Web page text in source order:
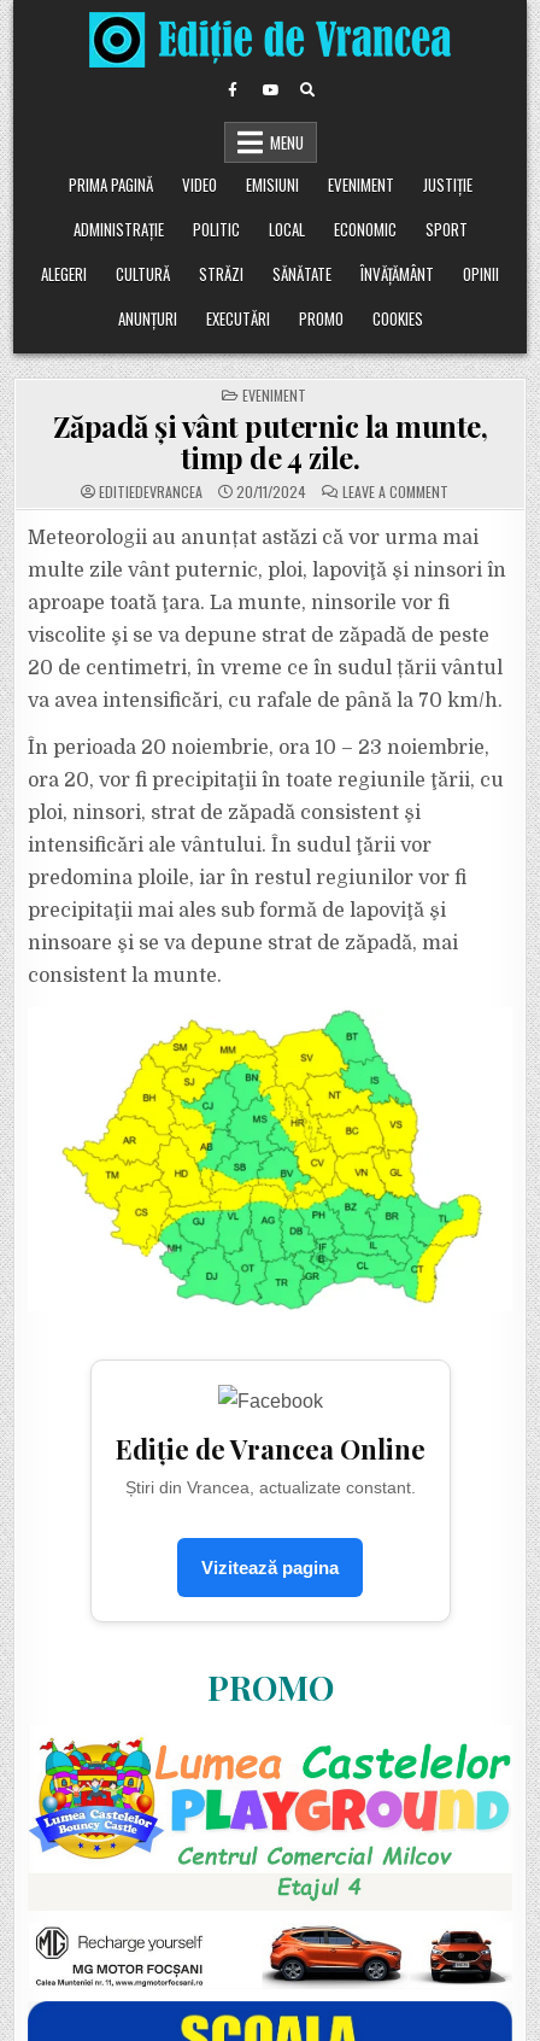
Skip
to
content
MENU
PRIMA PAGINĂ
VIDEO EMISIUNI EVENIMENT
JUSTIȚIE
ADMINISTRAȚIE
POLITIC LOCAL ECONOMIC
SPORT
ALEGERI
CULTURĂ STRĂZI SĂNĂTATE ÎNVĂȚĂMÂNT
OPINII
ANUNȚURI
EXECUTĂRI PROMO COOKIES
POSTED
IN
EVENIMENT
Zăpadă și vânt puternic la munte,
timp de 4 zile.
EDITIEDEVRANCEA 20/11/2024 LEAVE A COMMENTON
ZĂPADĂ
VÂNT
PUTERNIC
LA
MUNTE,
TIMP
DE
ZILE.
Meteorologii au anunțat astăzi că vor urma mai
multe zile vânt puternic, ploi, lapoviţă şi ninsori în
aproape toată ţara. La munte, ninsorile vor fi
viscolite şi se va depune strat de zăpadă de peste
20 de centimetri, în vreme ce în sudul țării vântul
va avea intensificări, cu rafale de până la 70 km/h.
În perioada 20 noiembrie, ora 10 – 23 noiembrie,
ora 20, vor fi precipitaţii în toate regiunile ţării, cu
ploi, ninsori, strat de zăpadă consistent şi
intensificări ale vântului. În sudul ţării vor
predomina ploile, iar în restul regiunilor vor fi
precipitaţii mai ales sub formă de lapoviţă şi
ninsoare şi se va depune strat de zăpadă, mai
consistent la munte.
Ediție de Vrancea Online
Știri din Vrancea, actualizate constant.
Vizitează pagina
PROMO